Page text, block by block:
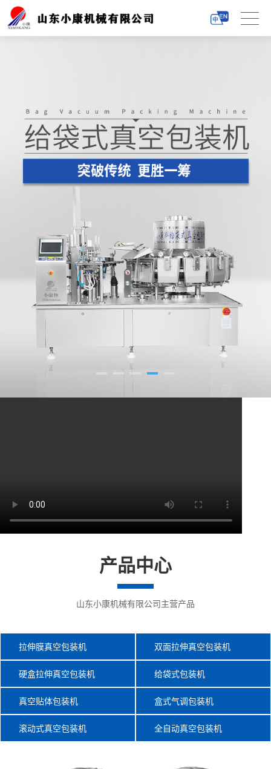
产品中心
山东小康机械有限公司主营产品
拉伸膜真空包装机 双面拉伸真空包装机
硬盒拉伸真空包装机 给袋式包装机
真空贴体包装机 盒式气调包装机
滚动式真空包装机 全自动真空包装机